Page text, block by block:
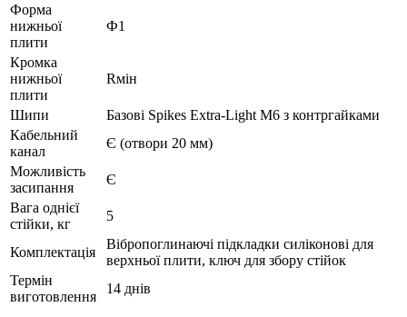
Форма
нижньої
плити
Ф1
Кромка
нижньої
плити
Rмін
Шипи
Базові Spikes Extra-Light M6 з контргайками
Кабельний
канал
Є (отвори 20 мм)
Можливість
засипання
Є
Вага однієї
стійки, кг
5
Комплектація
Вібропоглинаючі підкладки силіконові для
верхньої плити, ключ для збору стійок
Термін
виготовлення
14 днів